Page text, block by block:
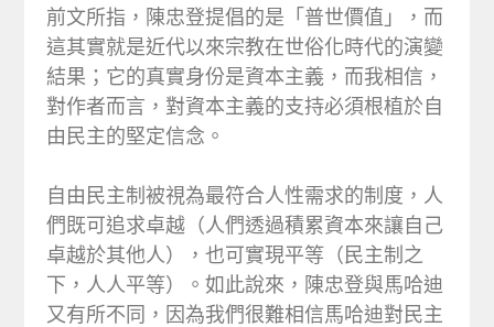
前文所指，陳忠登提倡的是「普世價值」，而
這其實就是近代以來宗教在世俗化時代的演變
結果；它的真實身份是資本主義，而我相信，
對作者而言，對資本主義的支持必須根植於自
由民主的堅定信念。
自由民主制被視為最符合人性需求的制度，人
們既可追求卓越（人們透過積累資本來讓自己
卓越於其他人），也可實現平等（民主制之
下，人人平等）。如此說來，陳忠登與馬哈迪
又有所不同，因為我們很難相信馬哈迪對民主